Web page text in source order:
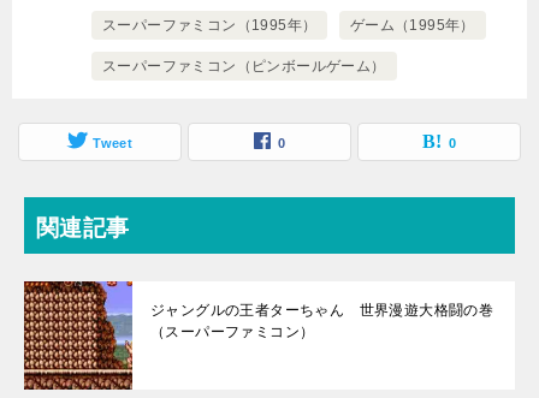
スーパーファミコン（1995年） ゲーム（1995年）
スーパーファミコン（ピンボールゲーム）
Tweet 0 0
関連記事
ジャングルの王者ターちゃん 世界漫遊大格闘の巻
（スーパーファミコン）